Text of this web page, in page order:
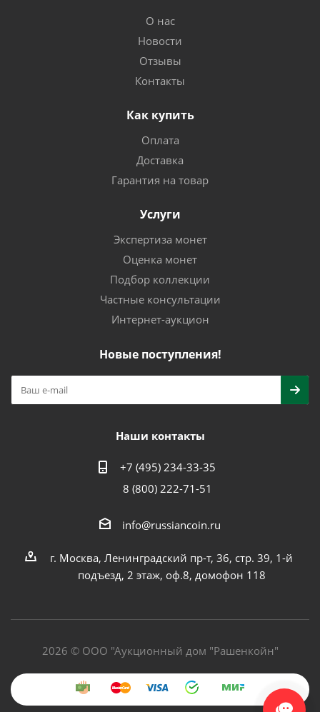
О нас
Новости
Отзывы
Контакты
Как купить
Оплата
Доставка
Гарантия на товар
Услуги
Экспертиза монет
Оценка монет
Подбор коллекции
Частные консультации
Интернет-аукцион
Новые поступления!
Наши контакты
+7 (495) 234-33-35
8 (800) 222-71-51
info@russiancoin.ru
г. Москва, Ленинградский пр-т, 36, стр. 39, 1-й
подъезд, 2 этаж, оф.8, домофон 118
2026 © ООО "Аукционный дом "Рашенкойн"